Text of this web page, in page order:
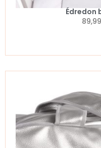
Édredon
89,99